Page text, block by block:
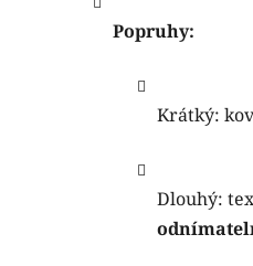
Popruhy:
Krátký:
Dlouhý: